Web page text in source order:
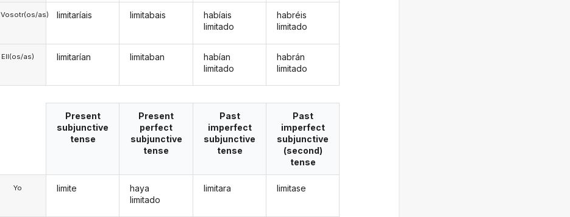
Vosotr(os/as)
Ell(os/as)
limitaríais
limitarían
limitabais
limitaban
habíais
limitado
habían
limitado
habréis
limitado
habrán
limitado
Yo
Present
subjunctive
tense
limite
Present
perfect
subjunctive
tense
haya
limitado
Past
imperfect
subjunctive
tense
limitara
Past
imperfect
subjunctive
(second)
tense
limitase